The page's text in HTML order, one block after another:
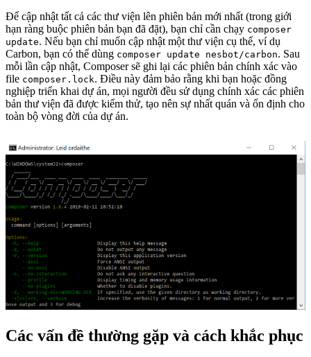
Để cập nhật tất cả các thư viện lên phiên bản mới nhất (trong giới
hạn ràng buộc phiên bản bạn đã đặt), bạn chỉ cần chạy composer
update. Nếu bạn chỉ muốn cập nhật một thư viện cụ thể, ví dụ
Carbon, bạn có thể dùng composer update nesbot/carbon. Sau
mỗi lần cập nhật, Composer sẽ ghi lại các phiên bản chính xác vào
file composer.lock. Điều này đảm bảo rằng khi bạn hoặc đồng
nghiệp triển khai dự án, mọi người đều sử dụng chính xác các phiên
bản thư viện đã được kiểm thử, tạo nên sự nhất quán và ổn định cho
toàn bộ vòng đời của dự án.
Các vấn đề thường gặp và cách khắc phục